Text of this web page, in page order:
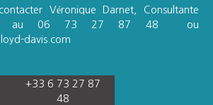
Véronique Darnet, Consultante
au 06 73 27 87 48 ou
davis.com
+33 6 73 27 87
48